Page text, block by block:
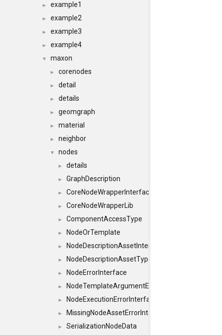
► example1
► example2
► example3
► example4
▼ maxon
► corenodes
► detail
► details
► geomgraph
► material
► neighbor
▼ nodes
► details
► GraphDescription
► CoreNodeWrapperInterface
► CoreNodeWrapperLib
► ComponentAccessType
► NodeOrTemplate
► NodeDescriptionAssetInterface
► NodeDescriptionAssetTypeInterface
► NodeErrorInterface
► NodeTemplateArgumentErrorInterface
► NodeExecutionErrorInterface
► MissingNodeAssetErrorInterface
► SerializationNodeData